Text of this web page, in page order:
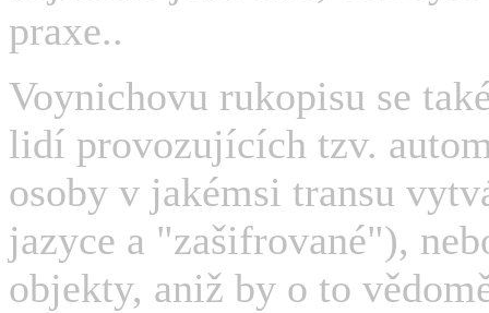
praxe..
Voynichovu rukopisu se
lidí provozujících tzv.
osoby v jakémsi transu
jazyce a "zašifrované"),
objekty, aniž by o to